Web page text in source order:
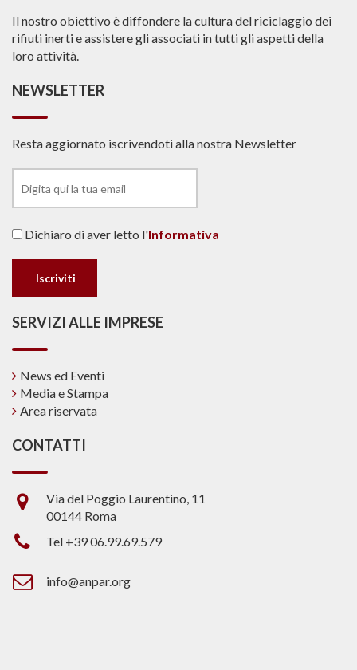
Il nostro obiettivo è diffondere la cultura del riciclaggio dei
rifiuti inerti e assistere gli associati in tutti gli aspetti della
loro attività.
NEWSLETTER
Resta aggiornato iscrivendoti alla nostra Newsletter
Dichiaro di aver letto l'Informativa
SERVIZI ALLE IMPRESE
News ed Eventi
Media e Stampa
Area riservata
CONTATTI
Via del Poggio Laurentino, 11
00144 Roma
Tel +39 06.99.69.579
info@anpar.org